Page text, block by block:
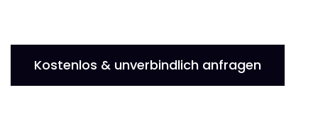
Kostenlos & unverbindlich anfragen